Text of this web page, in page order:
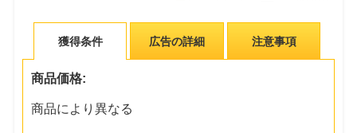
獲得条件 広告の詳細 注意事項
商品価格:
商品により異なる